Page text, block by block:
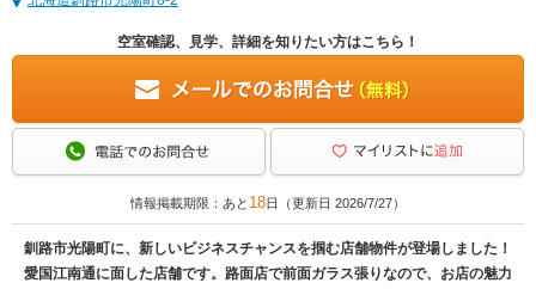
空室確認、見学、詳細を知りたい方はこちら！
情報掲載期限：あと 18日（更新日 2026/7/27）
釧路市光陽町に、新しいビジネスチャンスを掴む店舗物件が登場しました！
愛国江南通に面した店舗です。路面店で前面ガラス張りなので、お店の魅力